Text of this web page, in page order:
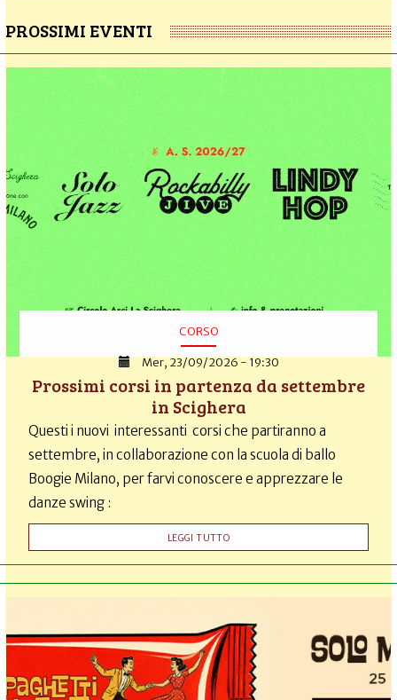
PROSSIMI EVENTI
CORSO
Mer, 23/09/2026 - 19:30
Prossimi corsi in partenza da settembre
in Scighera
Questi i nuovi interessanti corsi che partiranno a
settembre, in collaborazione con la scuola di ballo
Boogie Milano, per farvi conoscere e apprezzare le
danze swing :
LEGGI TUTTO